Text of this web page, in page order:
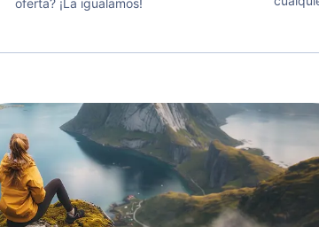
oferta? ¡La igualamos!